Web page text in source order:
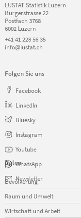
LUSTAT Statistik Luzern
Burgerstrasse 22
Postfach 3768
6002 Luzern
+41 41 228 56 35
info@lustat.ch
Folgen Sie uns
Facebook
LinkedIn
Bluesky
Instagram
Youtube
WhatsApp
Newsletter
Daten
Navigation
überspringen
Bevölkerung
Raum und Umwelt
Wirtschaft und Arbeit